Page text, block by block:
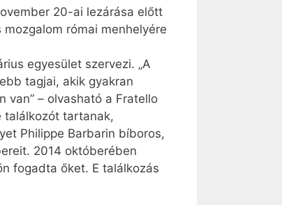
20-ai lezárása előtt
római menhelyére
egyesület szervezi. „A
tagjai, akik gyakran
van” – olvasható a Fratello
találkozót tartanak,
Philippe Barbarin bíboros,
2014 októberében
fogadta őket. E találkozás